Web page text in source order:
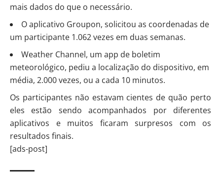
mais dados do que o necessário.
O aplicativo Groupon, solicitou as coordenadas de
um participante 1.062 vezes em duas semanas.
Weather Channel, um app de boletim
meteorológico, pediu a localização do dispositivo, em
média, 2.000 vezes, ou a cada 10 minutos.
Os participantes não estavam cientes de quão perto
eles estão sendo acompanhados por diferentes
aplicativos e muitos ficaram surpresos com os
resultados finais.
[ads-post]